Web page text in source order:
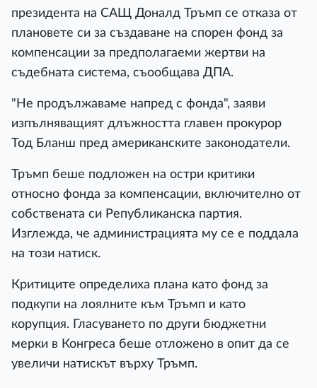
президента на САЩ Доналд Тръмп се отказа от
плановете си за създаване на спорен фонд за
компенсации за предполагаеми жертви на
съдебната система, съообщава ДПА.
"Не продължаваме напред с фонда", заяви
изпълняващият длъжността главен прокурор
Тод Бланш пред американските законодатели.
Тръмп беше подложен на остри критики
относно фонда за компенсации, включително от
собствената си Републиканска партия.
Изглежда, че администрацията му се е поддала
на този натиск.
Критиците определиха плана като фонд за
подкупи на лоялните към Тръмп и като
корупция. Гласуването по други бюджетни
мерки в Конгреса беше отложено в опит да се
увеличи натискът върху Тръмп.